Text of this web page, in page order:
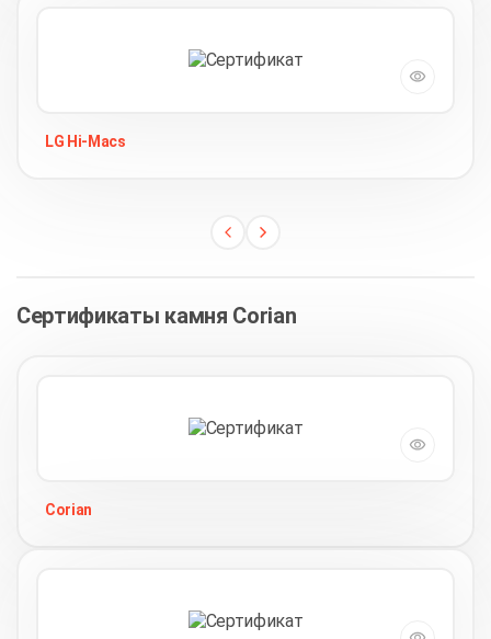
LG Hi-Macs
Сертификаты камня Corian
Corian